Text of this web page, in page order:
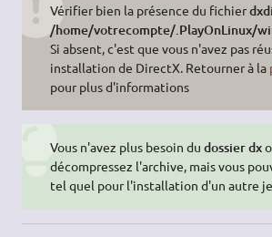
Vérifier bien la présence du fichier
/home/votrecompte/.PlayOnLinux/
Si absent, c'est que vous n'avez pas
installation de DirectX. Retourner à la
pour plus d'informations
Vous n'avez plus besoin du dossier dx
décompressez l'archive, mais vous
tel quel pour l'installation d'un autre